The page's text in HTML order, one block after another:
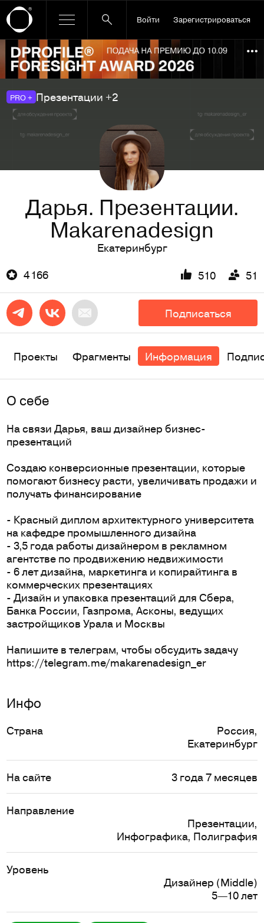
Войти Зарегистрироваться
Ссылка баннера
PRO + Презентации +2
Дарья. Презентации.
Makarenadesign
Екатеринбург
4 166
510 51
Подписаться
Проекты Фрагменты Информация
Инфо
Страна Россия,
Екатеринбург
На сайте 3 года 7 месяцев
Направление
Презентации,
Инфографика, Полиграфия
Уровень
Дизайнер (Middle)
5—10 лет
O себе
На связи Дарья, ваш дизайнер бизнес-
презентаций
Создаю конверсионные презентации, которые
помогают бизнесу расти, увеличивать продажи и
получать финансирование
- Красный диплом архитектурного университета
на кафедре промышленного дизайна
- 3,5 года работы дизайнером в рекламном
агентстве по продвижению недвижимости
- 6 лет дизайна, маркетинга и копирайтинга в
коммерческих презентациях
- Дизайн и упаковка презентаций для Сбера,
Банка России, Газпрома, Асконы, ведущих
застройщиков Урала и Москвы
Напишите в телеграм, чтобы обсудить задачу
https://telegram.me/makarenadesign_er